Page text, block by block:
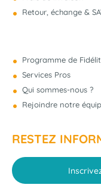
Retour, échange &
Programme de
Services Pros
Qui sommes-nous ?
Rejoindre notre
RESTEZ